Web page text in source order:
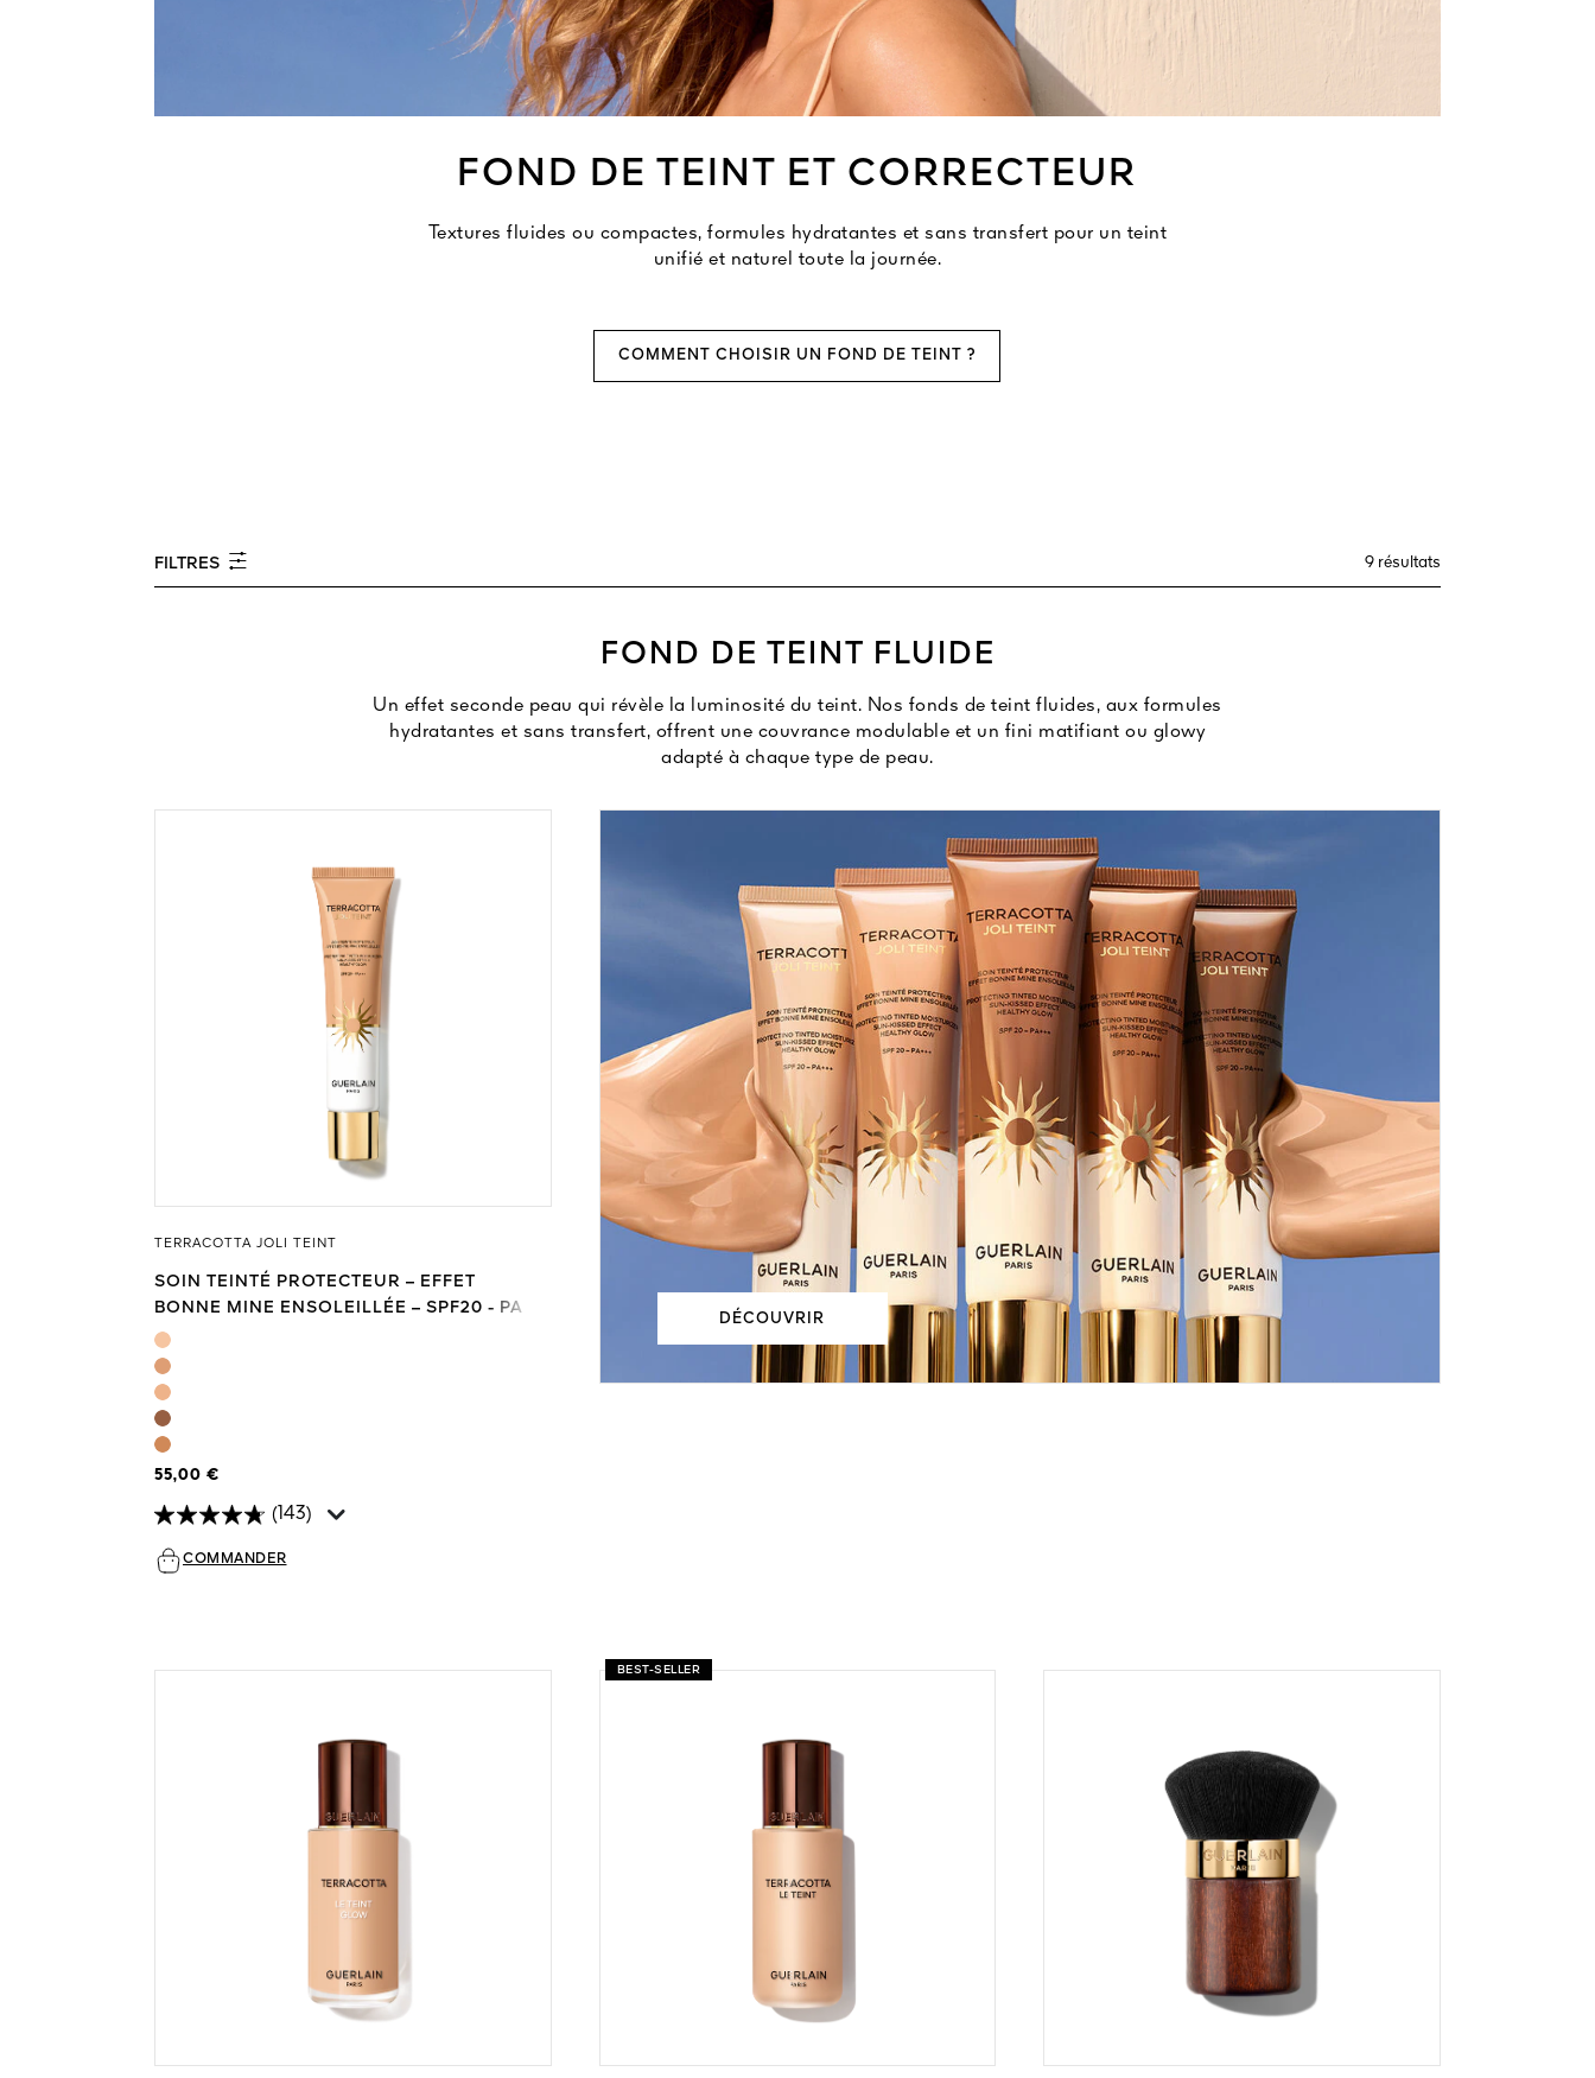
FOND DE TEINT ET CORRECTEUR
Textures fluides ou compactes, formules hydratantes et sans transfert pour un teint
unifié et naturel toute la journée.
COMMENT CHOISIR UN FOND DE TEINT ?
FILTRES 9 résultats
FOND DE TEINT FLUIDE
Un effet seconde peau qui révèle la luminosité du teint. Nos fonds de teint fluides, aux formules
hydratantes et sans transfert, offrent une couvrance modulable et un fini matifiant ou glowy
adapté à chaque type de peau.
TERRACOTTA JOLI TEINT
SOIN TEINTÉ PROTECTEUR – EFFET
BONNE MINE ENSOLEILLÉE – SPF20 - PA
+++
55,00 €
(143)
COMMANDER
DÉCOUVRIR
BEST-SELLER